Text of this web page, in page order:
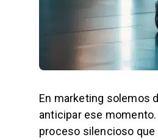
En marketing solemos
anticipar ese momento.
proceso silencioso